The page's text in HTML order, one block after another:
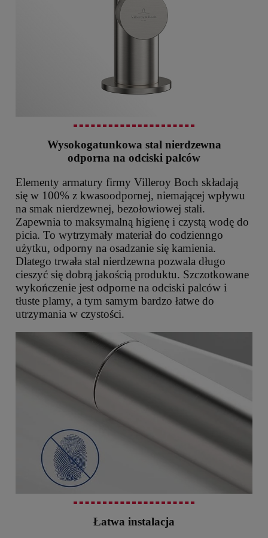
Wysokogatunkowa stal nierdzewna
odporna na odciski palców
Elementy armatury firmy Villeroy Boch składają
się w 100% z kwasoodpornej, niemającej wpływu
na smak nierdzewnej, bezołowiowej stali.
Zapewnia to maksymalną higienę i czystą wodę do
picia. To wytrzymały materiał do codzienngo
użytku, odporny na osadzanie się kamienia.
Dlatego trwała stal nierdzewna pozwala długo
cieszyć się dobrą jakością produktu. Szczotkowane
wykończenie jest odporne na odciski palców i
tłuste plamy, a tym samym bardzo łatwe do
utrzymania w czystości.
Łatwa instalacja